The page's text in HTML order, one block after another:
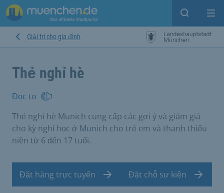
Open
Giải trí cho gia đình
Thẻ nghỉ hè
Đọc to
Thẻ nghỉ hè Munich cung cấp các gợi ý và giảm giá
cho kỳ nghỉ học ở Munich cho trẻ em và thanh thiếu
niên từ 6 đến 17 tuổi.
Đặt hàng trực tuyến Đặt chỗ sự kiện